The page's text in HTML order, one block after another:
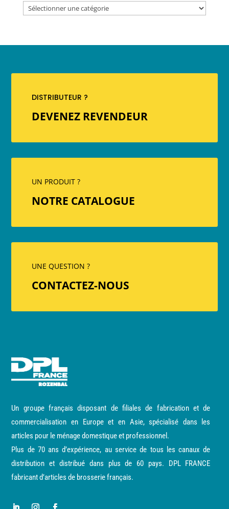
DISTRIBUTEUR ?
DEVENEZ REVENDEUR
UN PRODUIT ?
NOTRE CATALOGUE
UNE QUESTION ?
CONTACTEZ-NOUS
Un groupe français disposant de filiales de fabrication et de
commercialisation en Europe et en Asie, spécialisé dans les
articles pour le ménage domestique et professionnel.
Plus de 70 ans d’expérience, au service de tous les canaux de
distribution et distribué dans plus de 60 pays. DPL FRANCE
fabricant d’articles de brosserie français.